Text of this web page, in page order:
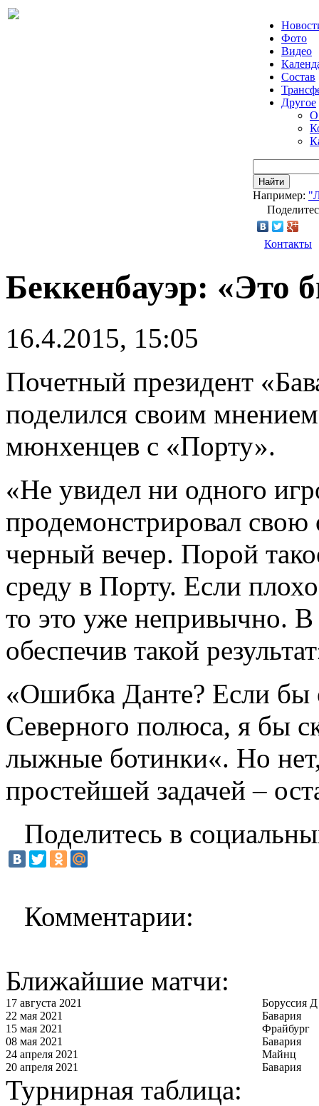
Фото
Видео
Состав
Другое
О
Найти
Например:
Контакты
Беккенбауэр: «Это
16.4.2015, 15:05
Почетный президент
поделился своим
мюнхенцев с «Порту».
«Не увидел ни одного
продемонстрировал
черный вечер. Порой
среду в Порту. Если
то это уже непривычно.
обеспечив такой
«Ошибка Данте? Если бы
Северного полюса, я бы
лыжные ботинки«. Но
простейшей задачей –
Поделитесь в
Комментарии:
Ближайшие матчи:
17 августа 2021
Боруссия Д
22 мая 2021
Бавария
15 мая 2021
Фрайбург
08 мая 2021
Бавария
24 апреля 2021
Майнц
20 апреля 2021
Бавария
Турнирная таблица: